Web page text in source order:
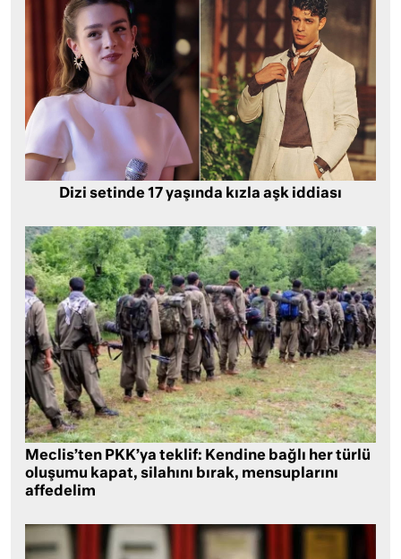
Dizi setinde 17 yaşında kızla aşk iddiası
Meclis’ten PKK’ya teklif: Kendine bağlı her türlü
oluşumu kapat, silahını bırak, mensuplarını
affedelim